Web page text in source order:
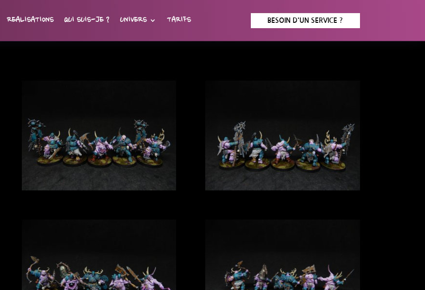
REALISATIONS QUI SUIS-JE ? UNIVERS TARIFS BESOIN D'UN SERVICE ?